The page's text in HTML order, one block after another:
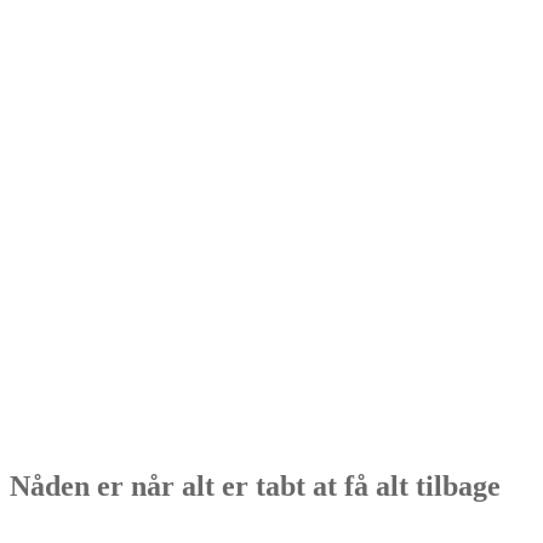
Nåden er når alt er tabt at få alt tilbage